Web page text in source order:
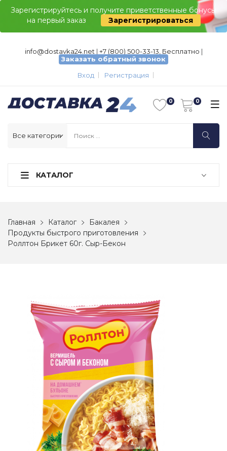
Зарегистрируйтесь и получите приветственные бонусы
на первый заказ
Зарегистрироваться
info@dostavka24.net | +7 (800) 500-33-13, Бесплатно |
Заказать обратный звонок
Вход
Регистрация
КАТАЛОГ
Главная Каталог
Бакалея
Продукты быстрого приготовления
Роллтон Брикет 60г. Сыр-Бекон